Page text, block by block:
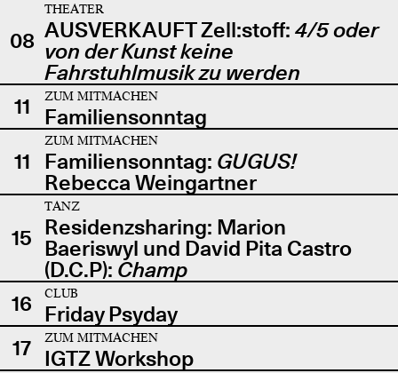
08
THEATER
AUSVERKAUFT Zell:stoff: 4/5 oder
von der Kunst keine
Fahrstuhlmusik zu werden
11
ZUM MITMACHEN
Familiensonntag
11
ZUM MITMACHEN
Familiensonntag: GUGUS!
Rebecca Weingartner
15
TANZ
Residenzsharing: Marion
Baeriswyl und David Pita Castro
(D.C.P): Champ
16
CLUB
Friday Psyday
17
ZUM MITMACHEN
IGTZ Workshop